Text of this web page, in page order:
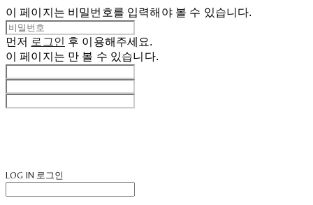
이 페이지는 비밀번호를 입력해야 볼 수 있습니다.
먼저 로그인 후 이용해주세요.
이 페이지는 만 볼 수 있습니다.
LOG IN 로그인